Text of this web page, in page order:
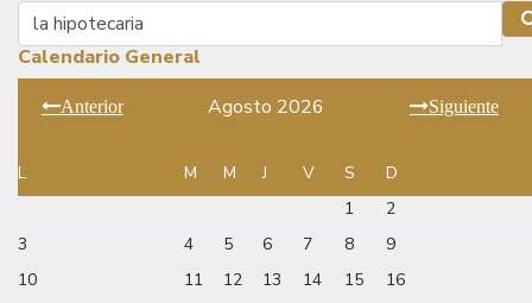
Buscar
Calendario General
Anterior Agosto 2026 Siguiente
L M M J V S
D
1
2
3
4 5 6 7 8
9
10
11 12 13 14 15
16